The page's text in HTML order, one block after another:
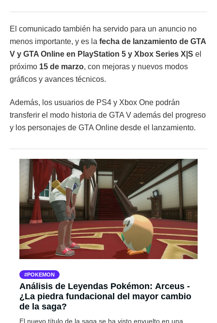
El comunicado también ha servido para un anuncio no
menos importante, y es la fecha de lanzamiento de GTA
V y GTA Online en PlayStation 5 y Xbox Series X|S el
próximo 15 de marzo, con mejoras y nuevos modos
gráficos y avances técnicos.
Además, los usuarios de PS4 y Xbox One podrán
transferir el modo historia de GTA V además del progreso
y los personajes de GTA Online desde el lanzamiento.
POKEMON
Análisis de Leyendas Pokémon: Arceus -
¿La piedra fundacional del mayor cambio
de la saga?
El nuevo título de la saga se ha visto envuelto en una